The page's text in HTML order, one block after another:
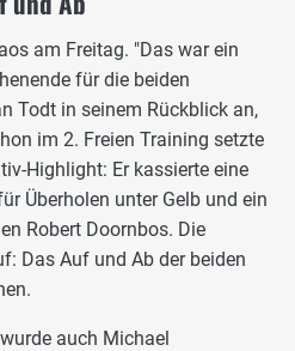
am Freitag. "Das war ein
für die beiden
Todt in seinem Rückblick an,
im 2. Freien Training setzte
Highlight: Er kassierte eine
Überholen unter Gelb und ein
Robert Doornbos. Die
Das Auf und Ab der beiden
auch Michael